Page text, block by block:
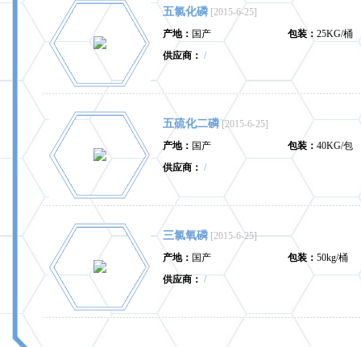
五氯化磷 [2015-6-25]
产地： 国产 包装： 25KG/桶
供应商： /
五硫化二磷 [2015-6-25]
产地： 国产 包装： 40KG/包
供应商： /
三氯氧磷 [2015-6-25]
产地： 国产 包装： 50kg/桶
供应商： /